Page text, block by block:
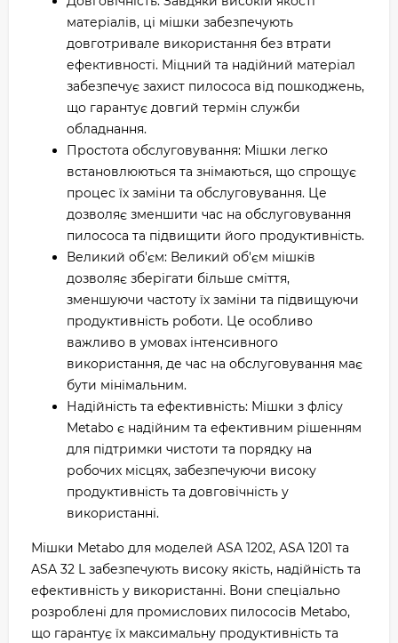
матеріалів, ці мішки забезпечують
довготривале використання без втрати
ефективності. Міцний та надійний матеріал
забезпечує захист пилососа від пошкоджень,
що гарантує довгий термін служби
обладнання.
Простота обслуговування: Мішки легко
встановлюються та знімаються, що спрощує
процес їх заміни та обслуговування. Це
дозволяє зменшити час на обслуговування
пилососа та підвищити його продуктивність.
Великий об'єм: Великий об'єм мішків
дозволяє зберігати більше сміття,
зменшуючи частоту їх заміни та підвищуючи
продуктивність роботи. Це особливо
важливо в умовах інтенсивного
використання, де час на обслуговування має
бути мінімальним.
Надійність та ефективність: Мішки з флісу
Metabo є надійним та ефективним рішенням
для підтримки чистоти та порядку на
робочих місцях, забезпечуючи високу
продуктивність та довговічність у
використанні.
Мішки Metabo для моделей ASA 1202, ASA 1201 та
ASA 32 L забезпечують високу якість, надійність та
ефективність у використанні. Вони спеціально
розроблені для промислових пилососів Metabo,
що гарантує їх максимальну продуктивність та